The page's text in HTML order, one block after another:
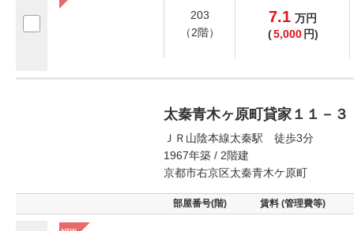
203
（2階）
7.1 万円
(5,000 円)
太秦青木ヶ原町貸家１１－３
ＪＲ山陰本線太秦駅 徒歩3分
1967年築 / 2階建
京都市右京区太秦青木ケ原町
部屋番号(階) 賃料 (管理費等)